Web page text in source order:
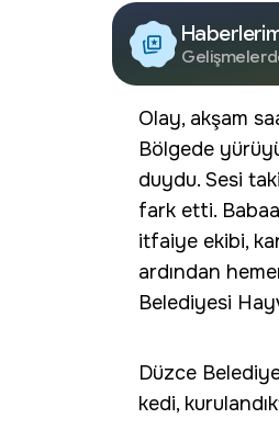
Olay, akşam
Bölgede
duydu. Sesi
fark etti.
itfaiye ekibi,
ardından
Belediyesi
Düzce
kedi,